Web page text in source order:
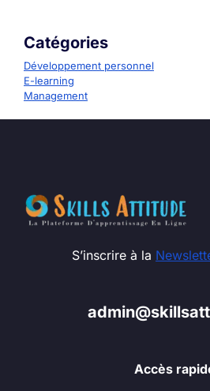
Catégories
Développement personnel
E-learning
Management
S’inscrire à la
Accès